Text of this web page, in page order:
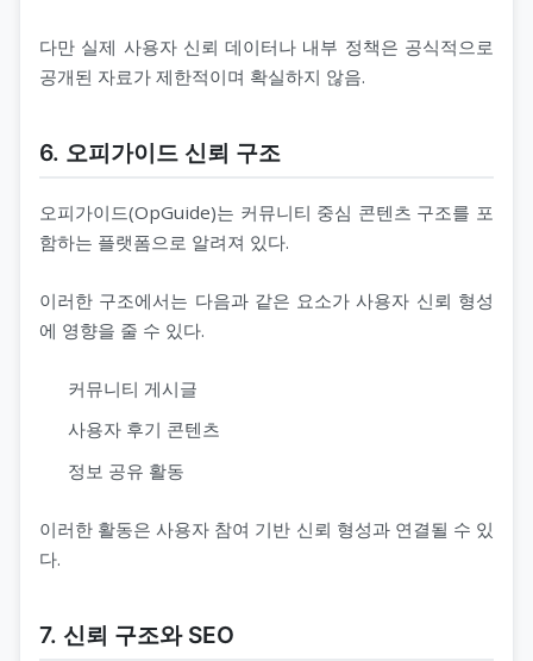
다만 실제 사용자 신뢰 데이터나 내부 정책은 공식적으로
공개된 자료가 제한적이며 확실하지 않음.
6. 오피가이드 신뢰 구조
오피가이드(OpGuide)는 커뮤니티 중심 콘텐츠 구조를 포
함하는 플랫폼으로 알려져 있다.
이러한 구조에서는 다음과 같은 요소가 사용자 신뢰 형성
에 영향을 줄 수 있다.
커뮤니티 게시글
사용자 후기 콘텐츠
정보 공유 활동
이러한 활동은 사용자 참여 기반 신뢰 형성과 연결될 수 있
다.
7. 신뢰 구조와 SEO